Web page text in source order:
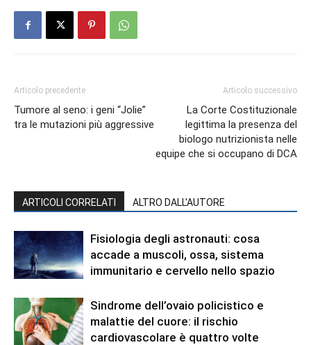
Articolo precedente
Tumore al seno: i geni “Jolie”
tra le mutazioni più aggressive
Articolo successivo
La Corte Costituzionale
legittima la presenza del
biologo nutrizionista nelle
equipe che si occupano di DCA
ARTICOLI CORRELATI ALTRO DALL'AUTORE
Fisiologia degli astronauti: cosa
accade a muscoli, ossa, sistema
immunitario e cervello nello spazio
Sindrome dell’ovaio policistico e
malattie del cuore: il rischio
cardiovascolare è quattro volte